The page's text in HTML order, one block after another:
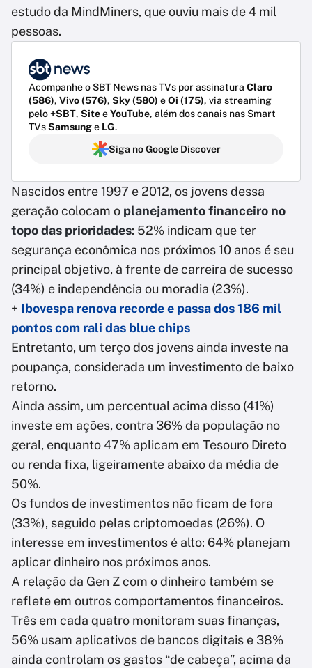
estudo da MindMiners, que ouviu mais de 4 mil
pessoas.
Acompanhe o SBT News nas TVs por assinatura Claro
(586), Vivo (576), Sky (580) eOi (175), via streaming
pelo+SBT, SiteeYouTube, além dos canais nas Smart
TVsSamsunge LG.
Siga no Google Discover
Nascidos entre 1997 e 2012, os jovens dessa
geração colocam o planejamento financeiro no
topo das prioridades: 52% indicam que ter
segurança econômica nos próximos 10 anos é seu
principal objetivo, à frente de carreira de sucesso
(34%) e independência ou moradia (23%).
+ Ibovespa renova recorde e passa dos 186 mil
pontos com rali das blue chips
Entretanto, um terço dos jovens ainda investe na
poupança, considerada um investimento de baixo
retorno.
Ainda assim, um percentual acima disso (41%)
investe em ações, contra 36% da população no
geral, enquanto 47% aplicam em Tesouro Direto
ou renda fixa, ligeiramente abaixo da média de
50%.
Os fundos de investimentos não ficam de fora
(33%), seguido pelas criptomoedas (26%). O
interesse em investimentos é alto: 64% planejam
aplicar dinheiro nos próximos anos.
A relação da Gen Z com o dinheiro também se
reflete em outros comportamentos financeiros.
Três em cada quatro monitoram suas finanças,
56% usam aplicativos de bancos digitais e 38%
ainda controlam os gastos “de cabeça”, acima da